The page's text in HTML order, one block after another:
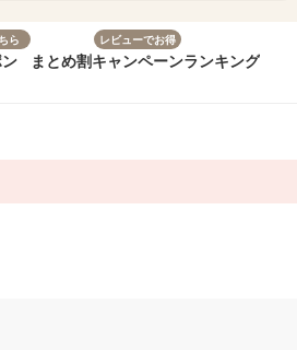
ら
まとめ割
レビューでお得
キャンペーンランキング